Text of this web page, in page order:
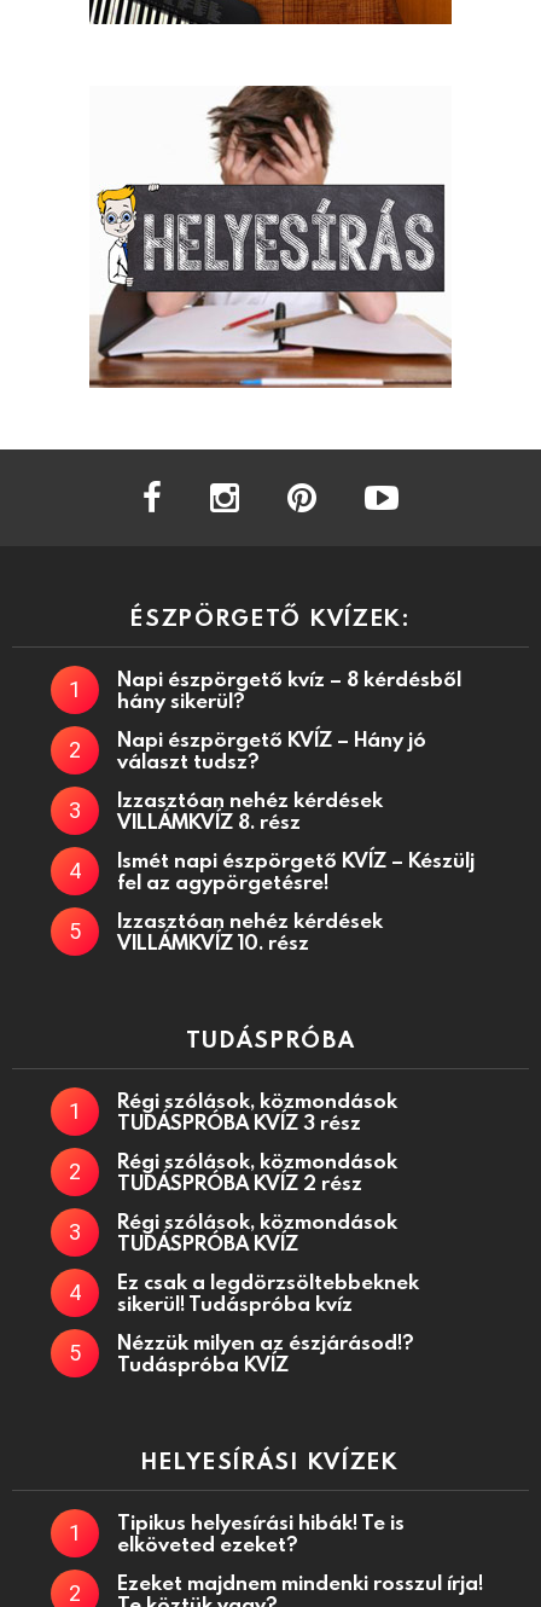
facebook instagram
ÉSZPÖRGETŐ KVÍZEK:
Napi észpörgető kvíz – 8 kérdésből
hány sikerül?
Napi észpörgető KVÍZ – Hány jó
választ tudsz?
Izzasztóan nehéz kérdések
VILLÁMKVÍZ 8. rész
Ismét napi észpörgető KVÍZ – Készülj
fel az agypörgetésre!
Izzasztóan nehéz kérdések
VILLÁMKVÍZ 10. rész
TUDÁSPRÓBA
Régi szólások, közmondások
TUDÁSPRÓBA KVÍZ 3 rész
Régi szólások, közmondások
TUDÁSPRÓBA KVÍZ 2 rész
Régi szólások, közmondások
TUDÁSPRÓBA KVÍZ
Ez csak a legdörzsöltebbeknek
sikerül! Tudáspróba kvíz
Nézzük milyen az észjárásod!?
Tudáspróba KVÍZ
HELYESÍRÁSI KVÍZEK
Tipikus helyesírási hibák! Te is
elköveted ezeket?
Ezeket majdnem mindenki rosszul írja!